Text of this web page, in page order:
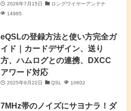
2026年7月15日
ロングワイヤーアンテナ
14985
eQSLの登録方法と使い方完全ガ
イド｜カードデザイン、送り
方、ハムログとの連携、DXCC
アワード対応
2025年9月22日 QSL 10602
7MHz帯のノイズにサヨナラ！ダ